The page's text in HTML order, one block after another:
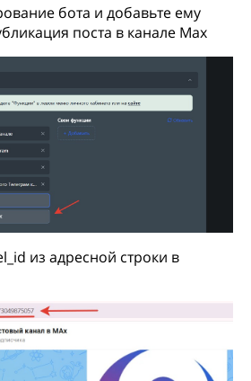
бота и добавьте ему
поста в канале Max
из адресной строки в